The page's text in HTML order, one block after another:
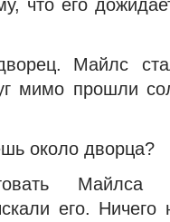
что его
Майлс
мимо прошли
около дворца?
Майлса
его.